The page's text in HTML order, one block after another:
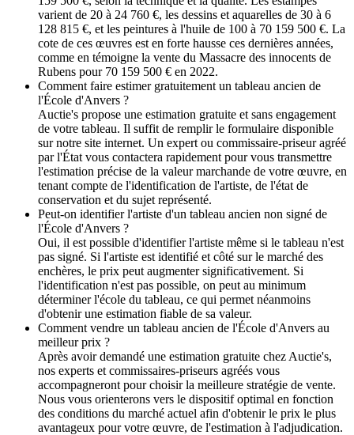
varient de 20 à 24 760 €, les dessins et aquarelles de 30 à 6
128 815 €, et les peintures à l'huile de 100 à 70 159 500 €. La
cote de ces œuvres est en forte hausse ces dernières années,
comme en témoigne la vente du Massacre des innocents de
Rubens pour 70 159 500 € en 2022.
Comment faire estimer gratuitement un tableau ancien de
l'École d'Anvers ?
Auctie's propose une estimation gratuite et sans engagement
de votre tableau. Il suffit de remplir le formulaire disponible
sur notre site internet. Un expert ou commissaire-priseur agréé
par l'État vous contactera rapidement pour vous transmettre
l'estimation précise de la valeur marchande de votre œuvre, en
tenant compte de l'identification de l'artiste, de l'état de
conservation et du sujet représenté.
Peut-on identifier l'artiste d'un tableau ancien non signé de
l'École d'Anvers ?
Oui, il est possible d'identifier l'artiste même si le tableau n'est
pas signé. Si l'artiste est identifié et côté sur le marché des
enchères, le prix peut augmenter significativement. Si
l'identification n'est pas possible, on peut au minimum
déterminer l'école du tableau, ce qui permet néanmoins
d'obtenir une estimation fiable de sa valeur.
Comment vendre un tableau ancien de l'École d'Anvers au
meilleur prix ?
Après avoir demandé une estimation gratuite chez Auctie's,
nos experts et commissaires-priseurs agréés vous
accompagneront pour choisir la meilleure stratégie de vente.
Nous vous orienterons vers le dispositif optimal en fonction
des conditions du marché actuel afin d'obtenir le prix le plus
avantageux pour votre œuvre, de l'estimation à l'adjudication.